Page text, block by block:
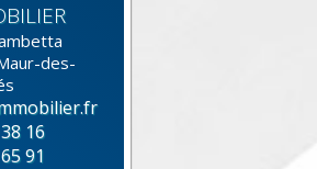
des-
16
91